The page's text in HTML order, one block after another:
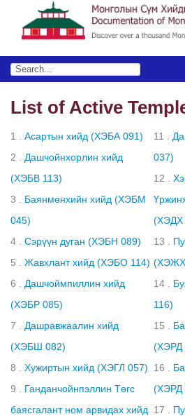
List of Active
1 . Асартын хийд (ХЭБА 091)
2 . Дашчойнхорлин хийд
(ХЭБВ 113)
3 . Баянмөнхийн хийд (ХЭБМ
045)
4 . Сэрүүн дуган (ХЭБН 089)
5 . Жавхлант хийд (ХЭБО 114)
6 . Дашчоймпиллин хийд
(ХЭБР 085)
7 . Дашравжаалин хийд
(ХЭБШ 082)
8 . Хужиртын хийд (ХЭГЛ 057)
9 . Ганданчойнпэллин Төгс
баясгалант ном арвидах хийд
11 .
037)
12 .
(ХЭДХ
13 .
(ХЭЖХ
14 .
116)
15 .
(ХЭРД
16 .
(ХЭРД
17 .